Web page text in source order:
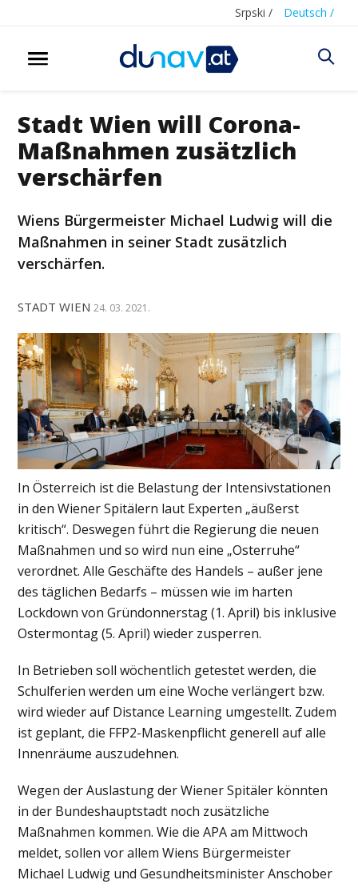
Srpski / Deutsch /
Stadt Wien will Corona-
Maßnahmen zusätzlich
verschärfen
Wiens Bürgermeister Michael Ludwig will die
Maßnahmen in seiner Stadt zusätzlich
verschärfen.
STADT WIEN 24. 03. 2021.
In Österreich ist die Belastung der Intensivstationen
in den Wiener Spitälern laut Experten „äußerst
kritisch“. Deswegen führt die Regierung die neuen
Maßnahmen und so wird nun eine „Osterruhe“
verordnet. Alle Geschäfte des Handels – außer jene
des täglichen Bedarfs – müssen wie im harten
Lockdown von Gründonnerstag (1. April) bis inklusive
Ostermontag (5. April) wieder zusperren.
In Betrieben soll wöchentlich getestet werden, die
Schulferien werden um eine Woche verlängert bzw.
wird wieder auf Distance Learning umgestellt. Zudem
ist geplant, die FFP2-Maskenpflicht generell auf alle
Innenräume auszudehnen.
Wegen der Auslastung der Wiener Spitäler könnten
in der Bundeshauptstadt noch zusätzliche
Maßnahmen kommen. Wie die APA am Mittwoch
meldet, sollen vor allem Wiens Bürgermeister
Michael Ludwig und Gesundheitsminister Anschober